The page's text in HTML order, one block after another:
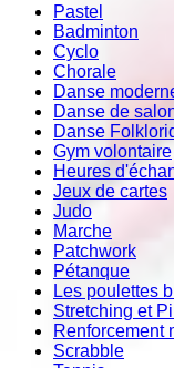
Pastel
Badminton
Cyclo
Chorale
Danse
Danse de
Danse
Gym volontaire
Heures
Jeux de cartes
Judo
Marche
Patchwork
Pétanque
Les poulettes
Stretching et
Renforcement
Scrabble